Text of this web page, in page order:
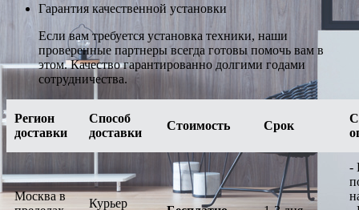
Гарантия качественной установки
Если вам требуется установка техники, наши
проверенные партнеры всегда готовы помочь вам в
этом. Качество гарантированно долгими годами
сотрудничества.
Регион
доставки
Способ
доставки
Стоимость Срок
Москва в
Курьер
-